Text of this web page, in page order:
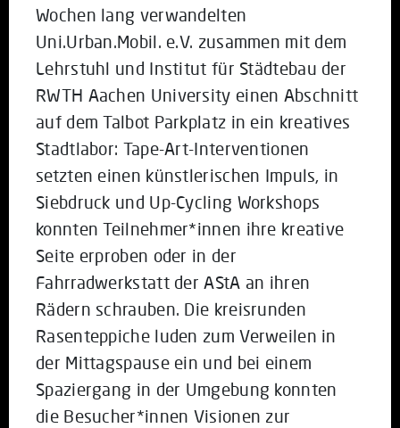
Wochen lang verwandelten
Uni.Urban.Mobil. e.V. zusammen mit dem
Lehrstuhl und Institut für Städtebau der
RWTH Aachen University einen Abschnitt
auf dem Talbot Parkplatz in ein kreatives
Stadtlabor: Tape-Art-Interventionen
setzten einen künstlerischen Impuls, in
Siebdruck und Up-Cycling Workshops
konnten Teilnehmer*innen ihre kreative
Seite erproben oder in der
Fahrradwerkstatt der AStA an ihren
Rädern schrauben. Die kreisrunden
Rasenteppiche luden zum Verweilen in
der Mittagspause ein und bei einem
Spaziergang in der Umgebung konnten
die Besucher*innen Visionen zur